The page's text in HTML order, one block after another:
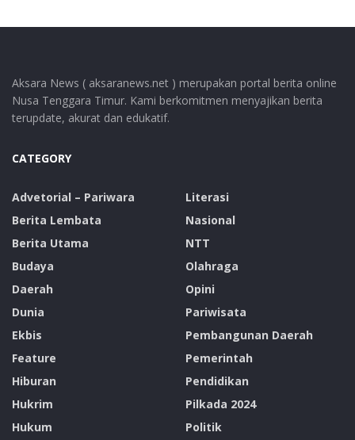
Aksara News ( aksaranews.net ) merupakan portal berita online
Nusa Tenggara Timur. Kami berkomitmen menyajikan berita
terupdate, akurat dan edukatif.
CATEGORY
Advetorial – Pariwara
Berita Lembata
Berita Utama
Budaya
Daerah
Dunia
Ekbis
Feature
Hiburan
Hukrim
Hukum
Literasi
Nasional
NTT
Olahraga
Opini
Pariwisata
Pembangunan Daerah
Pemerintah
Pendidikan
Pilkada 2024
Politik